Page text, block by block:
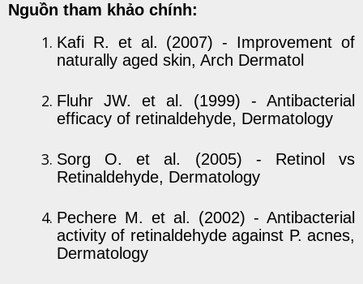
Nguồn tham khảo chính:
Kafi R. et al. (2007) - Improvement of
naturally aged skin, Arch Dermatol
Fluhr JW. et al. (1999) - Antibacterial
efficacy of retinaldehyde, Dermatology
Sorg O. et al. (2005) - Retinol vs
Retinaldehyde, Dermatology
Pechere M. et al. (2002) - Antibacterial
activity of retinaldehyde against P. acnes,
Dermatology